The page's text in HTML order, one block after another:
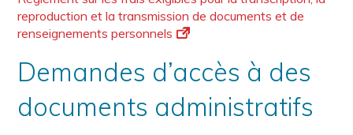
reproduction et la transmission de documents et de
renseignements personnels
Demandes d’accès à des
documents administratifs